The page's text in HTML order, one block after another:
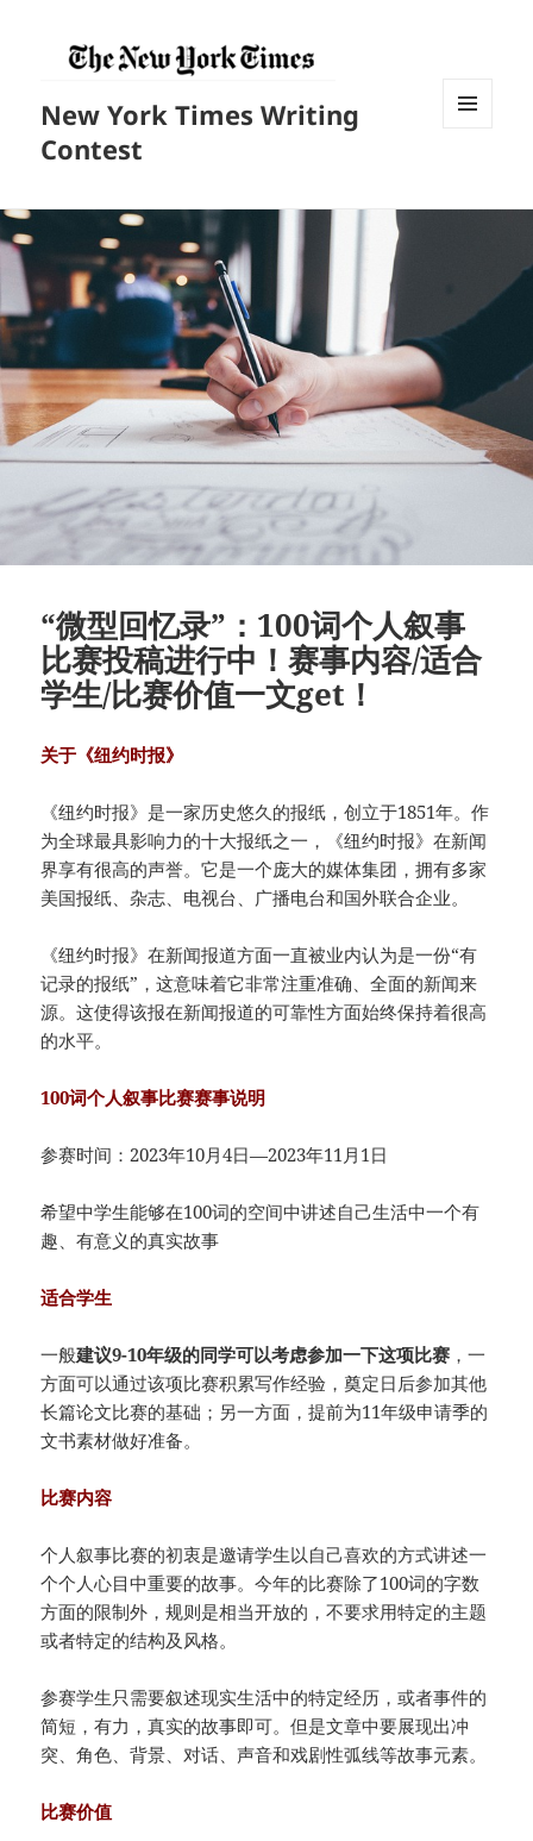
New York Times Writing
Contest
“微型回忆录”：100词个人叙事
比赛投稿进行中！赛事内容/适合
学生/比赛价值一文get！
关于《纽约时报》
《纽约时报》是一家历史悠久的报纸，创立于1851年。作
为全球最具影响力的十大报纸之一，《纽约时报》在新闻
界享有很高的声誉。它是一个庞大的媒体集团，拥有多家
美国报纸、杂志、电视台、广播电台和国外联合企业。
《纽约时报》在新闻报道方面一直被业内认为是一份“有
记录的报纸”，这意味着它非常注重准确、全面的新闻来
源。这使得该报在新闻报道的可靠性方面始终保持着很高
的水平。
100词个人叙事比赛赛事说明
参赛时间：2023年10月4日—2023年11月1日
希望中学生能够在100词的空间中讲述自己生活中一个有
趣、有意义的真实故事
适合学生
一般建议9-10年级的同学可以考虑参加一下这项比赛 ，一
方面可以通过该项比赛积累写作经验，奠定日后参加其他
长篇论文比赛的基础；另一方面，提前为11年级申请季的
文书素材做好准备。
比赛内容
个人叙事比赛的初衷是邀请学生以自己喜欢的方式讲述一
个个人心目中重要的故事。今年的比赛除了100词的字数
方面的限制外，规则是相当开放的，不要求用特定的主题
或者特定的结构及风格。
参赛学生只需要叙述现实生活中的特定经历，或者事件的
简短，有力，真实的故事即可。但是文章中要展现出冲
突、角色、背景、对话、声音和戏剧性弧线等故事元素。
比赛价值